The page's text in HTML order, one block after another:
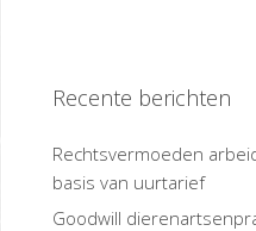
Recente berichten
Rechtsvermoeden
basis van uurtarief
Goodwill